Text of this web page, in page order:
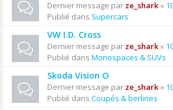
Dernier message par ze_shark«
Publié dans Supercars
VW I.D. Cross
Dernier message par ze_shark«
Publié dans Monospaces & SUVs
Skoda Vision O
Dernier message par ze_shark«
Publié dans Coupés & berlines